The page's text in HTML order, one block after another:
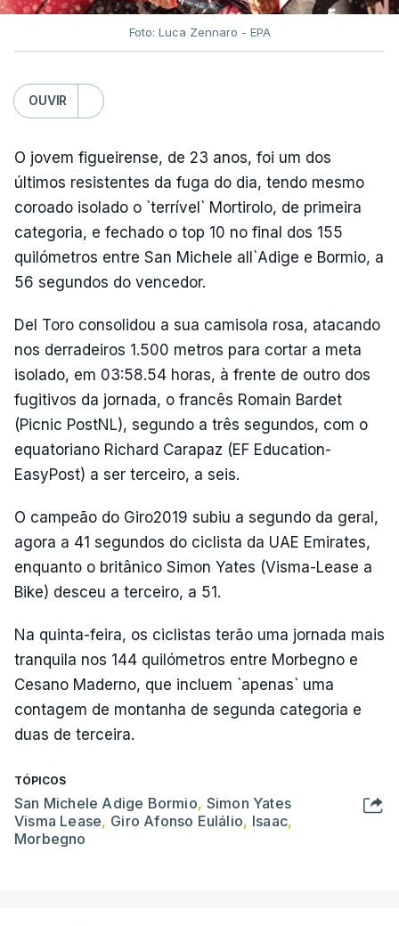
Foto: Luca Zennaro - EPA
OUVIR
O jovem figueirense, de 23 anos, foi um dos
últimos resistentes da fuga do dia, tendo mesmo
coroado isolado o `terrível` Mortirolo, de primeira
categoria, e fechado o top 10 no final dos 155
quilómetros entre San Michele all`Adige e Bormio, a
56 segundos do vencedor.
Del Toro consolidou a sua camisola rosa, atacando
nos derradeiros 1.500 metros para cortar a meta
isolado, em 03:58.54 horas, à frente de outro dos
fugitivos da jornada, o francês Romain Bardet
(Picnic PostNL), segundo a três segundos, com o
equatoriano Richard Carapaz (EF Education-
EasyPost) a ser terceiro, a seis.
O campeão do Giro2019 subiu a segundo da geral,
agora a 41 segundos do ciclista da UAE Emirates,
enquanto o britânico Simon Yates (Visma-Lease a
Bike) desceu a terceiro, a 51.
Na quinta-feira, os ciclistas terão uma jornada mais
tranquila nos 144 quilómetros entre Morbegno e
Cesano Maderno, que incluem `apenas` uma
contagem de montanha de segunda categoria e
duas de terceira.
TÓPICOS
San Michele Adige Bormio, Simon Yates
Visma Lease, Giro Afonso Eulálio, Isaac,
Morbegno